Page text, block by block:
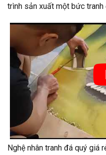
trình sản xuất một bức
Nghệ nhân tranh đá quý giá